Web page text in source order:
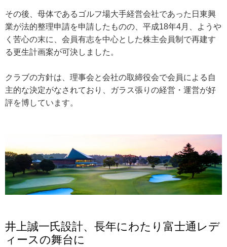
その後、母体であるゴルフ場大手経営会社であった日東興
業が法的整理申請を申請したものの、平成18年4月、ようや
く苦心の末に、会員有志を中心とした株主会員制で再建す
る更生計画案が可決しました。
クラブの方針は、理事会と会社の取締役会で会員による自
主的な決定がなされており、ガラス張りの経営・運営が好
評を博しています。
井上誠一氏設計、長年にわたり富士通レデ
ィースの舞台に